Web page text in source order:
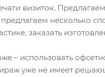
визиток.
несколько
заказать
– использовать
уже не имеет